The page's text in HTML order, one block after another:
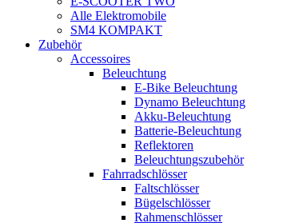
Alle Elektromobile
SM4 KOMPAKT
Zubehör
Accessoires
Beleuchtung
E-Bike Beleuchtung
Dynamo Beleuchtung
Akku-Beleuchtung
Batterie-Beleuchtung
Reflektoren
Beleuchtungszubehör
Fahrradschlösser
Faltschlösser
Bügelschlösser
Rahmenschlösser